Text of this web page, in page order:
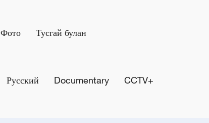
Фото Тусгай булан
Русский Documentary CCTV+